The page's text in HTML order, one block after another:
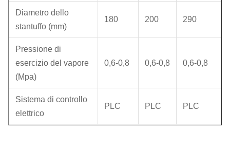
Diametro dello
stantuffo (mm)
180 200 290
Pressione di
esercizio del vapore
(Mpa)
0,6-0,8 0,6-0,8 0,6-0,8
Sistema di controllo
elettrico
PLC PLC PLC